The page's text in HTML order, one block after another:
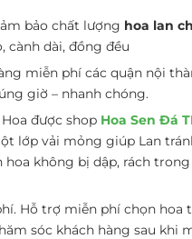
bảo chất lượng hoa lan
cành dài, đồng đều
miễn phí các quận nội
giờ – nhanh chóng.
được shop Hoa Sen Đá
lớp vải mỏng giúp Lan
hoa không bị dập, rách
Hỗ trợ miễn phí chọn hoa
sóc khách hàng sau khi